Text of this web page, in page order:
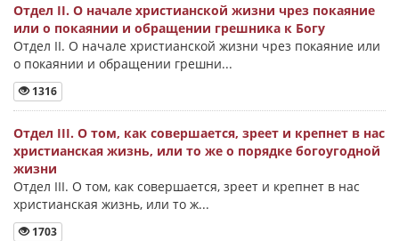
Отдел II. О начале христианской жизни чрез покаяние
или о покаянии и обращении грешника к Богу
Отдел II. О начале христианской жизни чрез покаяние или
о покаянии и обращении грешни...
1316
Отдел III. О том, как совершается, зреет и крепнет в нас
христианская жизнь, или то же о порядке богоугодной
жизни
Отдел III. О том, как совершается, зреет и крепнет в нас
христианская жизнь, или то ж...
1703